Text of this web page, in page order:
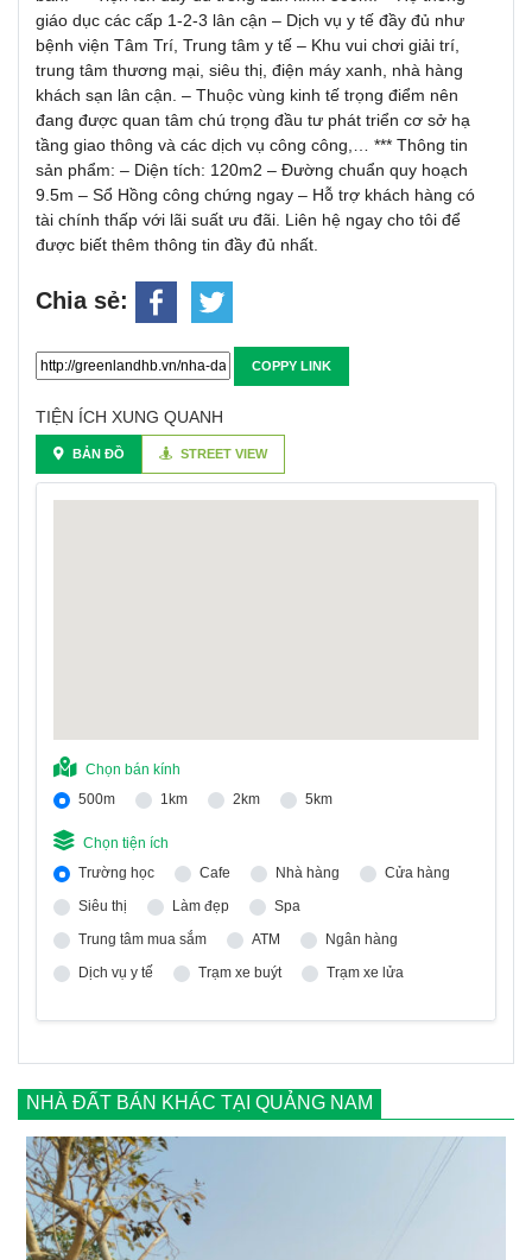
giáo dục các cấp 1-2-3 lân cận – Dịch vụ y tế đầy đủ như
bệnh viện Tâm Trí, Trung tâm y tế – Khu vui chơi giải trí,
trung tâm thương mại, siêu thị, điện máy xanh, nhà hàng
khách sạn lân cận. – Thuộc vùng kinh tế trọng điểm nên
đang được quan tâm chú trọng đầu tư phát triển cơ sở hạ
tầng giao thông và các dịch vụ công công,… *** Thông tin
sản phẩm: – Diện tích: 120m2 – Đường chuẩn quy hoạch
9.5m – Sổ Hồng công chứng ngay – Hỗ trợ khách hàng có
tài chính thấp với lãi suất ưu đãi. Liên hệ ngay cho tôi để
được biết thêm thông tin đầy đủ nhất.
Chia sẻ:
COPPY LINK
TIỆN ÍCH XUNG QUANH
BẢN ĐỒ STREET VIEW
Chọn bán kính
500m
1km 2km 5km
Chọn tiện ích
Trường học
Cafe Nhà hàng
Cửa hàng
Siêu thị
Làm đẹp
Spa
Trung tâm mua sắm
ATM
Ngân hàng
Dịch vụ y tế
Trạm xe buýt Trạm xe lửa
NHÀ ĐẤT BÁN KHÁC TẠI QUẢNG NAM